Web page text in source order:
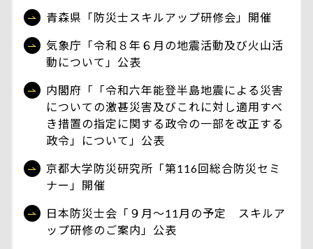
青森県「防災士スキルアップ研修会」開催
気象庁「令和８年６月の地震活動及び火山活
動について」公表
内閣府「「令和六年能登半島地震による災害
についての激甚災害及びこれに対し適用すべ
き措置の指定に関する政令の一部を改正する
政令」について」公表
京都大学防災研究所「第116回総合防災セミ
ナー」開催
日本防災士会「９月～11月の予定 スキルア
ップ研修のご案内」公表